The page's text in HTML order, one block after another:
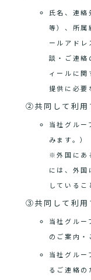
氏名、連絡
等）、所属
ールアド
談・ご連絡
ィールに関
提供に必要
②共同して利用
当社グルー
みます。）
※外国にあ
には、外国
しているこ
③共同して利用
当社グルー
のご案内・
当社グルー
るご連絡の